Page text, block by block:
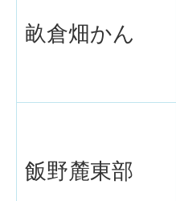
畝倉畑かん
飯野麓東部